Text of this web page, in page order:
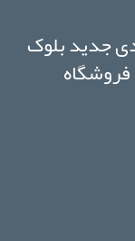
جدید بلوک
فروشگاه